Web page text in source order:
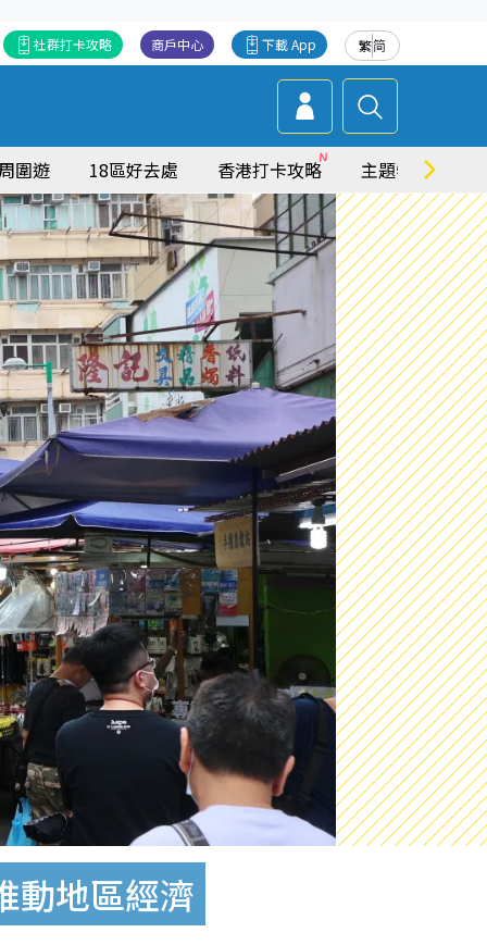
繁简
下載 App
商戶中心
社群打卡攻略
圍遊 18區好去處 香港打卡攻略 主題特集
動地區經濟